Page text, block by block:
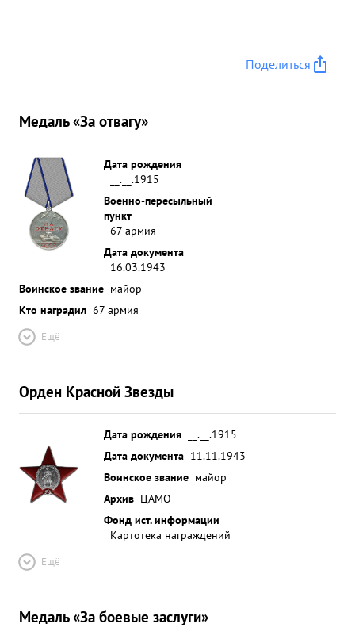
Поделиться
Медаль «За отвагу»
Дата рождения
__.__.1915
Военно-пересыльный
пункт
67 армия
Дата документа
16.03.1943
Воинское звание майор
Кто наградил 67 армия
Ещё
Орден Красной Звезды
Дата рождения
__.__.1915
Дата документа 11.11.1943
Воинское звание майор
Архив ЦАМО
Фонд ист. информации
Картотека награждений
Ещё
Медаль «За боевые заслуги»